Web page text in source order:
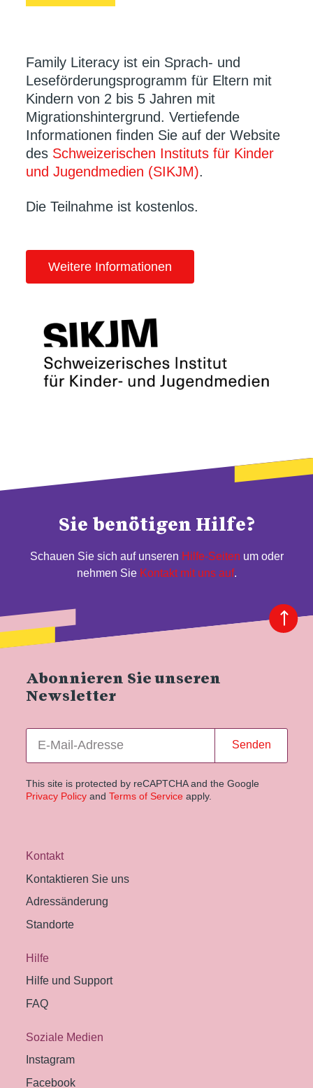
Family Literacy ist ein Sprach- und
Leseförderungsprogramm für Eltern mit
Kindern von 2 bis 5 Jahren mit
Migrationshintergrund. Vertiefende
Informationen finden Sie auf der Website
des Schweizerischen Instituts für Kinder
und Jugendmedien (SIKJM).
Die Teilnahme ist kostenlos.
Weitere Informationen
Sie benötigen Hilfe?
Schauen Sie sich auf unseren Hilfe-Seiten um oder
nehmen Sie Kontakt mit uns auf.
Abonnieren Sie unseren
Newsletter
Senden
This site is protected by reCAPTCHA and the Google
Privacy Policyand Terms of Service apply.
Kontakt
Kontaktieren Sie uns
Adressänderung
Standorte
Hilfe
Hilfe und Support
FAQ
Soziale Medien
Instagram
Facebook